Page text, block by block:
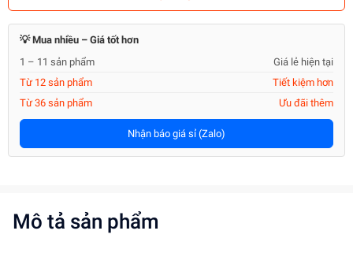
💡 Mua nhiều – Giá tốt hơn
1 – 11 sản phẩm
Giá lẻ hiện tại
Từ 12 sản phẩm
Tiết kiệm hơn
Từ 36 sản phẩm
Ưu đãi thêm
Nhận báo giá sỉ (Zalo)
Mô tả sản phẩm